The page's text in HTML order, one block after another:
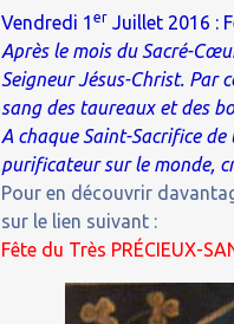
Vendredi 1er Juillet 2016 :
Après le mois du Sacré-
Seigneur Jésus-Christ. Par
sang des taureaux et des
A chaque Saint-Sacrifice de
purificateur sur le monde,
Pour en découvrir
sur le lien suivant :
Fête du Très PRÉCIEUX-